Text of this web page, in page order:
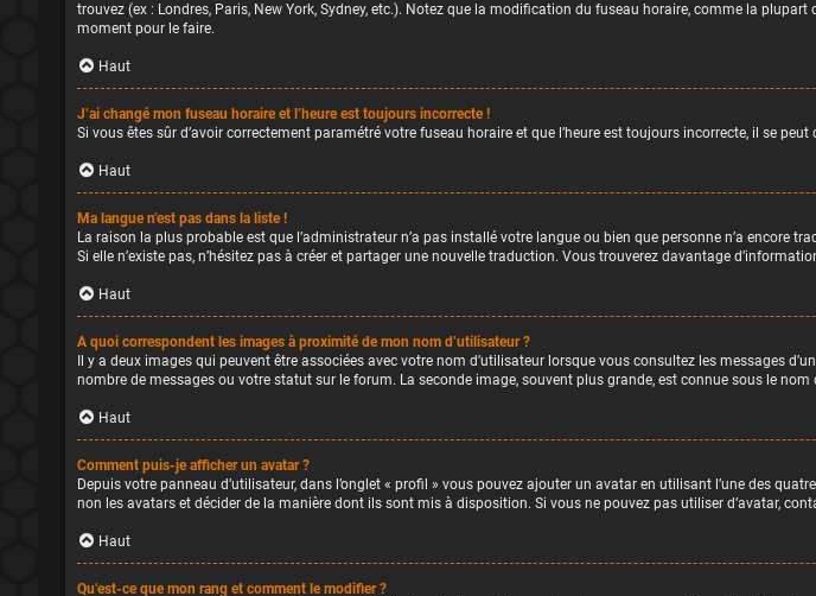
trouvez (ex : Londres, Paris, New York, Sydney, etc.). Notez que la modification du fuseau horaire, comme la
moment pour le faire.
Haut
J’ai changé mon fuseau horaire et l’heure est toujours incorrecte !
Si vous êtes sûr d’avoir correctement paramétré votre fuseau horaire et que l’heure est toujours incorrecte, il se
Haut
Ma langue n’est pas dans la liste !
La raison la plus probable est que l’administrateur n’a pas installé votre langue ou bien que personne n’a encore
Si elle n’existe pas, n’hésitez pas à créer et partager une nouvelle traduction. Vous trouverez davantage
Haut
A quoi correspondent les images à proximité de mon nom d’utilisateur ?
Il y a deux images qui peuvent être associées avec votre nom d’utilisateur lorsque vous consultez les messages
nombre de messages ou votre statut sur le forum. La seconde image, souvent plus grande, est connue sous le
Haut
Comment puis-je afficher un avatar ?
Depuis votre panneau d’utilisateur, dans l’onglet « profil » vous pouvez ajouter un avatar en utilisant l’une des
non les avatars et décider de la manière dont ils sont mis à disposition. Si vous ne pouvez pas utiliser d’avatar,
Haut
Qu’est-ce que mon rang et comment le modifier ?